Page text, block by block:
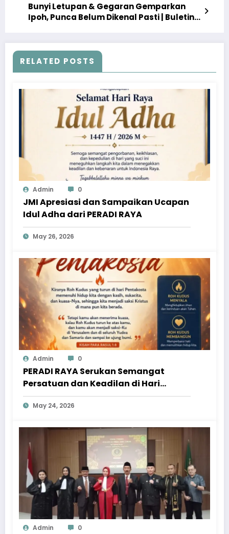
Bunyi Letupan & Gegaran Gemparkan
Ipoh, Punca Belum Dikenal Pasti | Buletin
RELATED POSTS
Admin 0
JMI Apresiasi dan Sampaikan Ucapan
Idul Adha dari PERADI RAYA
May 26, 2026
Admin 0
PERADI RAYA Serukan Semangat
Persatuan dan Keadilan di Hari
Pentakosta
May 24, 2026
Admin 0